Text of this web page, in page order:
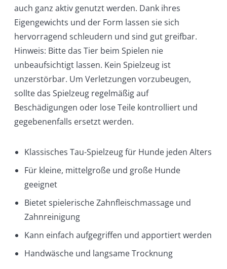
auch ganz aktiv genutzt werden. Dank ihres
Eigengewichts und der Form lassen sie sich
hervorragend schleudern und sind gut greifbar.
Hinweis: Bitte das Tier beim Spielen nie
unbeaufsichtigt lassen. Kein Spielzeug ist
unzerstörbar. Um Verletzungen vorzubeugen,
sollte das Spielzeug regelmäßig auf
Beschädigungen oder lose Teile kontrolliert und
gegebenenfalls ersetzt werden.
Klassisches Tau-Spielzeug für Hunde jeden Alters
Für kleine, mittelgroße und große Hunde
geeignet
Bietet spielerische Zahnfleischmassage und
Zahnreinigung
Kann einfach aufgegriffen und apportiert werden
Handwäsche und langsame Trocknung